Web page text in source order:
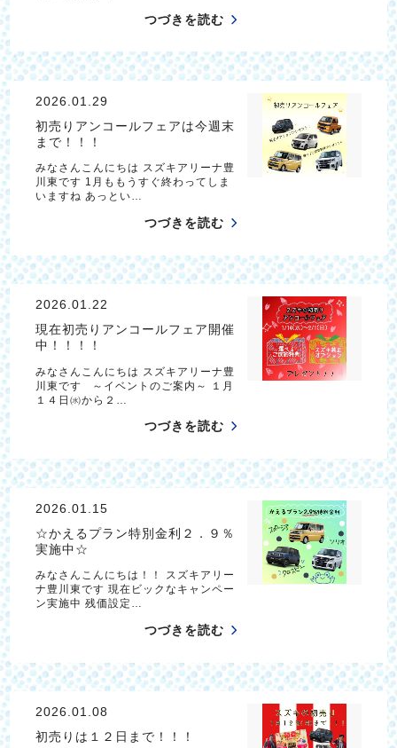
つづきを読む
2026.01.29
初売りアンコールフェアは今週末
まで！！！
みなさんこんにちは スズキアリーナ豊
川東です 1月ももうすぐ終わってしま
いますね あっとい…
つづきを読む
2026.01.22
現在初売りアンコールフェア開催
中！！！！
みなさんこんにちは スズキアリーナ豊
川東です ～イベントのご案内～ １月
１４日㈬から２…
つづきを読む
2026.01.15
☆かえるプラン特別金利２．９％
実施中☆
みなさんこんにちは！！ スズキアリー
ナ豊川東です 現在ビックなキャンペー
ン実施中 残価設定…
つづきを読む
2026.01.08
初売りは１２日まで！！！